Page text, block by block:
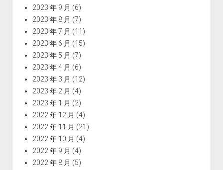
2023 年 9 月 (6)
2023 年 8 月 (7)
2023 年 7 月 (11)
2023 年 6 月 (15)
2023 年 5 月 (7)
2023 年 4 月 (6)
2023 年 3 月 (12)
2023 年 2 月 (4)
2023 年 1 月 (2)
2022 年 12 月 (4)
2022 年 11 月 (21)
2022 年 10 月 (4)
2022 年 9 月 (4)
2022 年 8 月 (5)